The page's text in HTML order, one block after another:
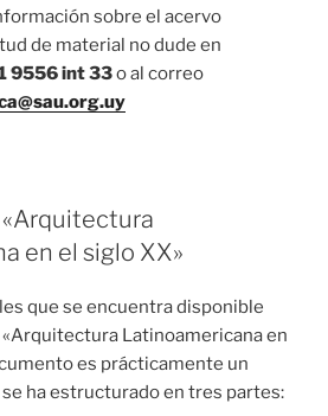
sobre el acervo
de material no dude en
9556 int 33o al correo
en el siglo XX»
que se encuentra disponible
Latinoamericana en
es prácticamente un
ha estructurado en tres partes: